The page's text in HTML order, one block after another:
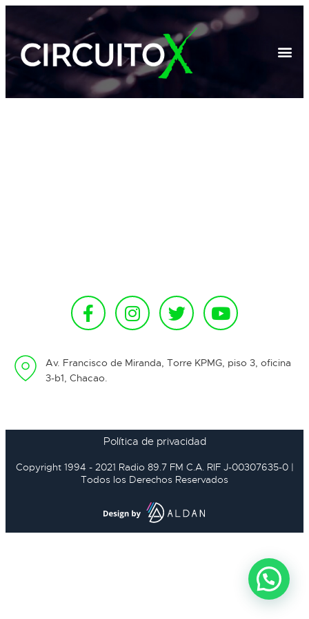
Av. Francisco de Miranda, Torre KPMG, piso 3, oficina
3-b1, Chacao.
Política de privacidad
Copyright 1994 - 2021 Radio 89.7 FM C.A. RIF J-00307635-0 |
Todos los Derechos Reservados